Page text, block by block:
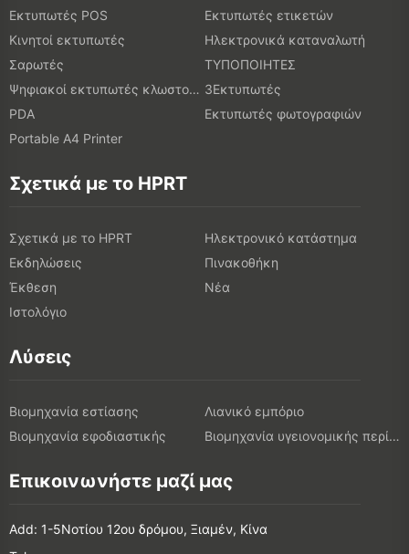
Εκτυπωτές POS
Εκτυπωτές ετικετών
Κινητοί εκτυπωτές
Ηλεκτρονικά καταναλωτή
Σαρωτές
ΤΥΠΟΠΟΙΗΤΕΣ
Ψηφιακοί εκτυπωτές κλωστοϋφαντουργικών προϊόντων 3Εκτυπωτές
PDA
Εκτυπωτές φωτογραφιών
Portable A4 Printer
Σχετικά με το HPRT
Σχετικά με το HPRT
Ηλεκτρονικό κατάστημα
Εκδηλώσεις
Πινακοθήκη
Έκθεση
Νέα
Ιστολόγιο
Λύσεις
Βιομηχανία εστίασης
Λιανικό εμπόριο
Βιομηχανία εφοδιαστικής
Βιομηχανία υγειονομικής περίθαλψης
Επικοινωνήστε μαζί μας
Add: 1-5Νοτίου 12ου δρόμου, Ξιαμέν, Κίνα